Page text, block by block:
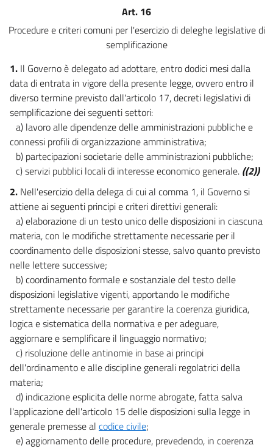
DELEGHE PER LA SEMPLIFICAZIONE NORMATIVA
19
20
21
22
23
Art. 16
Procedure e criteri comuni per l'esercizio di deleghe legislative di
semplificazione
1. Il Governo è delegato ad adottare, entro dodici mesi dalla
data di entrata in vigore della presente legge, ovvero entro il
diverso termine previsto dall'articolo 17, decreti legislativi di
semplificazione dei seguenti settori:
a) lavoro alle dipendenze delle amministrazioni pubbliche e
connessi profili di organizzazione amministrativa;
b) partecipazioni societarie delle amministrazioni pubbliche;
c) servizi pubblici locali di interesse economico generale. ((2))
2. Nell'esercizio della delega di cui al comma 1, il Governo si
attiene ai seguenti principi e criteri direttivi generali:
a) elaborazione di un testo unico delle disposizioni in ciascuna
materia, con le modifiche strettamente necessarie per il
coordinamento delle disposizioni stesse, salvo quanto previsto
nelle lettere successive;
b) coordinamento formale e sostanziale del testo delle
disposizioni legislative vigenti, apportando le modifiche
strettamente necessarie per garantire la coerenza giuridica,
logica e sistematica della normativa e per adeguare,
aggiornare e semplificare il linguaggio normativo;
c) risoluzione delle antinomie in base ai principi
dell'ordinamento e alle discipline generali regolatrici della
materia;
d) indicazione esplicita delle norme abrogate, fatta salva
l'applicazione dell'articolo 15 delle disposizioni sulla legge in
generale premesse al codice civile;
e) aggiornamento delle procedure, prevedendo, in coerenza